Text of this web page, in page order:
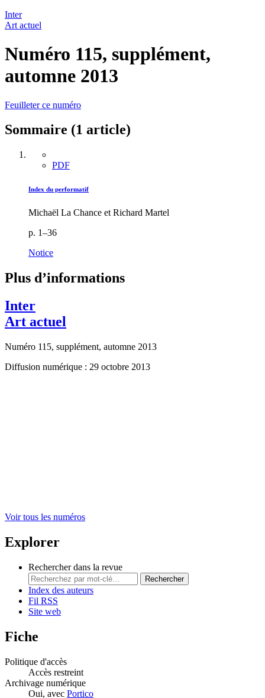
Inter
Art actuel
Numéro 115, supplément,
automne 2013
Feuilleter ce numéro
Sommaire (1 article)
PDF
Index du performatif
Michaël La Chance et Richard Martel
p. 1–36
Notice
Plus d’informations
Inter
Art actuel
Numéro 115, supplément, automne 2013
Diffusion numérique : 29 octobre 2013
Voir tous les numéros
Explorer
Rechercher dans la revue
Rechercher
Index des auteurs
Fil RSS
Site web
Fiche
Politique d'accès
Accès restreint
Archivage numérique
Oui, avec Portico